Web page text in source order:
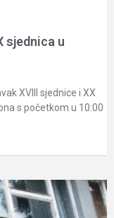
sjednica u
XVIII sjednice i XX
s početkom u 10:00